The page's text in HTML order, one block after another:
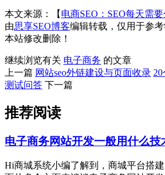
本文来源：【 电商SEO：SEO每天需
由思享SEO博客编辑转载，仅用于参
本站修改删除！
继续浏览有关 电子商务 的文章
上一篇 网站seo外链建设与页面收录
测试问答 下一篇
推荐阅读
电子商务网站开发一般用什么技
Hi商城系统小编了解到，商城平台搭